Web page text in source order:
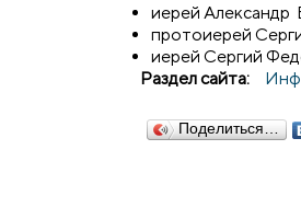
иерей Александр
протоиерей
иерей Сергий
Раздел сайта:
Поделиться…